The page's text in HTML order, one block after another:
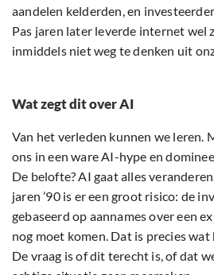
aandelen kelderden, en
Pas jaren later leverde internet wel
inmiddels niet weg te denken uit
Wat zegt dit over AI
Van het verleden kunnen we leren.
ons in een ware AI-hype en
De belofte? AI gaat alles
jaren ’90 is er een groot risico: de
gebaseerd op aannames over een
nog moet komen. Dat is precies
De vraag is of dit terecht is, of dat